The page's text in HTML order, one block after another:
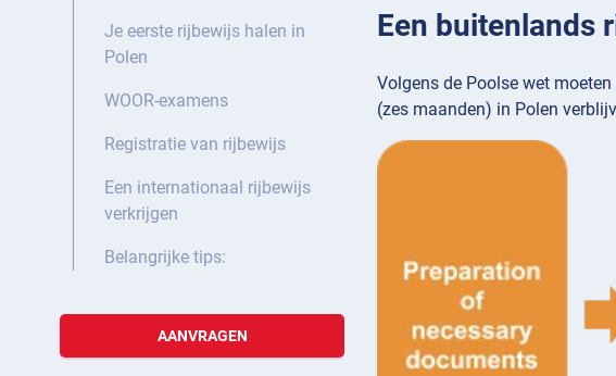
Je eerste rijbewijs halen in
Polen
WOOR-examens
Registratie van rijbewijs
Een internationaal rijbewijs
verkrijgen
Belangrijke tips:
AANVRAGEN
Een buitenlands
Volgens de Poolse wet
(zes maanden) in Polen